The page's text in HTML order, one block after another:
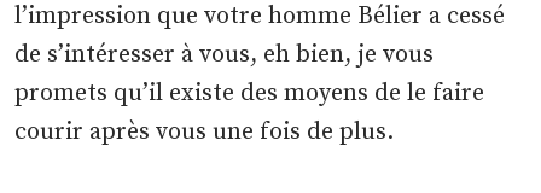
l’impression que votre homme Bélier a cessé
de s’intéresser à vous, eh bien, je vous
promets qu’il existe des moyens de le faire
courir après vous une fois de plus.